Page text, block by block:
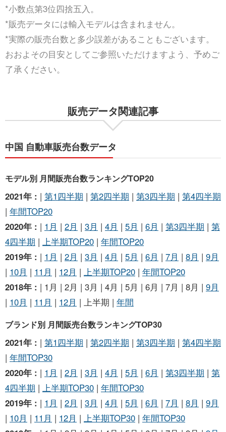
*小数点第3位四捨五入。
*販売データには輸入モデルは含まれません。
*実際の販売台数と多少誤差があることもございます。
おおよその目安としてご参照いただけますよう、予めご
了承ください。
販売データ関連記事
中国 自動車販売台数データ
モデル別 月間販売台数ランキングTOP20
2021年 : | 第1四半期 | 第2四半期 | 第3四半期 | 第4四半期
| 年間TOP20
2020年 : | 1月 | 2月 | 3月 | 4月 | 5月 | 6月 | 第3四半期 | 第
4四半期 | 上半期TOP20 | 年間TOP20
2019年 : | 1月 | 2月 | 3月 | 4月 | 5月 | 6月 | 7月 | 8月 | 9月
| 10月 | 11月 | 12月 | 上半期TOP20 | 年間TOP20
2018年 : | 1月 | 2月 | 3月 | 4月 | 5月 | 6月 | 7月 | 8月 | 9月
| 10月 | 11月 | 12月 | 上半期 | 年間
ブランド別 月間販売台数ランキングTOP30
2021年 : | 第1四半期 | 第2四半期 | 第3四半期 | 第4四半期
| 年間TOP30
2020年 : | 1月 | 2月 | 3月 | 4月 | 5月 | 6月 | 第3四半期 | 第
4四半期 | 上半期TOP30 | 年間TOP30
2019年 : | 1月 | 2月 | 3月 | 4月 | 5月 | 6月 | 7月 | 8月 | 9月
| 10月 | 11月 | 12月 | 上半期TOP30 | 年間TOP30